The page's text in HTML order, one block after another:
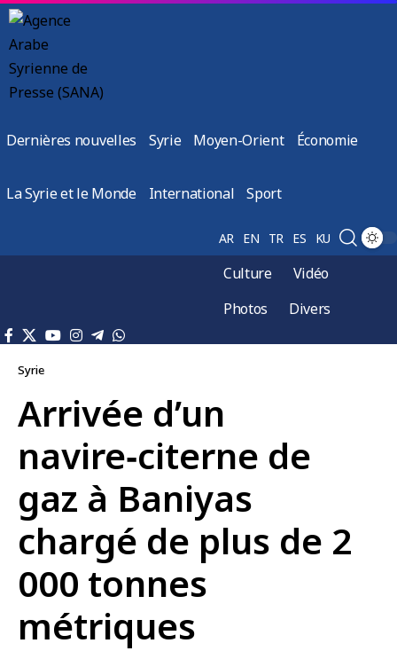
Dernières nouvelles Syrie Moyen-Orient Économie
La Syrie et le Monde International Sport
AR EN TR ES KU
Culture
Vidéo
Photos
Divers
Syrie
Arrivée d’un
navire‑citerne de
gaz à Baniyas
chargé de plus de 2
000 tonnes
métriques